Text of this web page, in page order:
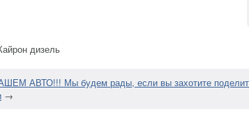
дизель
АВТО!!! Мы будем рады, если вы захотите
→